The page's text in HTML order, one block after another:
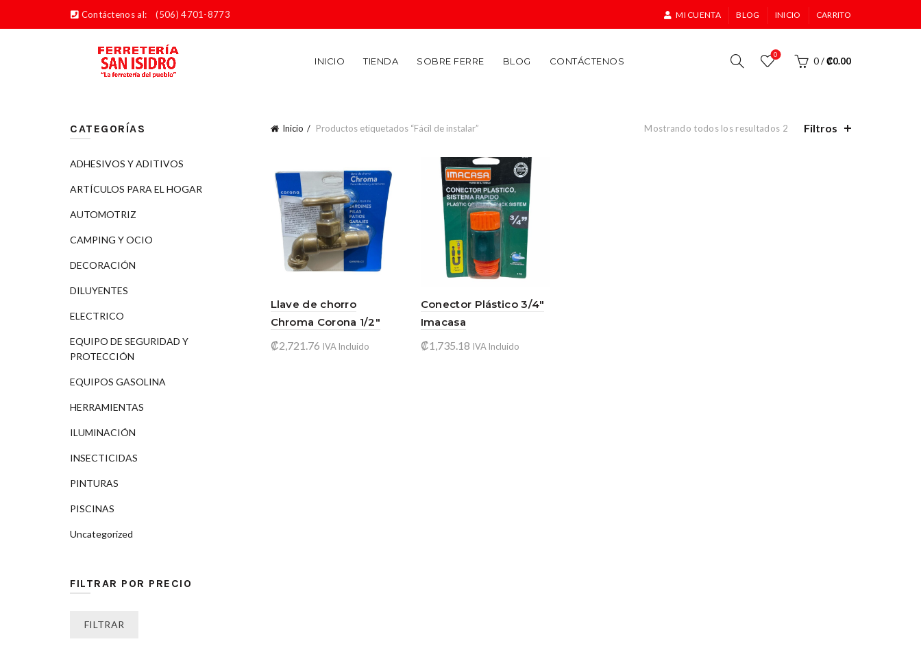
Contáctenos al: (506) 4701-8773 MI CUENTA BLOG INICIO CARRITO
INICIO TIENDA SOBRE FERRE BLOG CONTÁCTENOS
0
0/₡0.00
Inicio Productos etiquetados “Fácil de instalar” Mostrando todos los resultados 2 Filtros
Llave de chorro
Chroma Corona 1/2″
₡2,721.76 IVA Incluido
Conector Plástico 3/4″
Imacasa
₡1,735.18 IVA Incluido
CATEGORÍAS
ADHESIVOS Y ADITIVOS
ARTÍCULOS PARA EL HOGAR
AUTOMOTRIZ
CAMPING Y OCIO
DECORACIÓN
DILUYENTES
ELECTRICO
EQUIPO DE SEGURIDAD Y
PROTECCIÓN
EQUIPOS GASOLINA
HERRAMIENTAS
ILUMINACIÓN
INSECTICIDAS
PINTURAS
PISCINAS
Uncategorized
FILTRAR POR PRECIO
FILTRAR